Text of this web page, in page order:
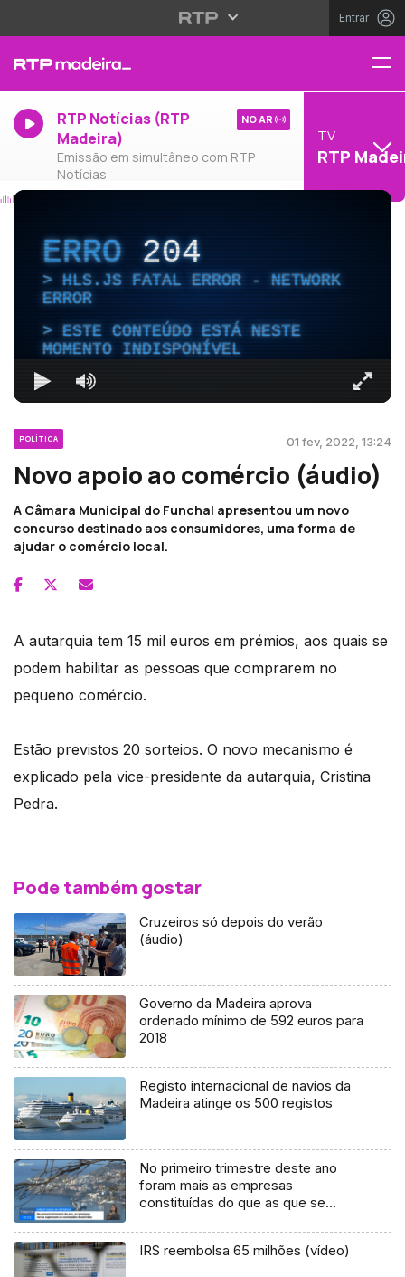
Entrar
RTP Notícias (RTP
Madeira)
Emissão em simultâneo com RTP
Notícias
NO AR
TV
RTP
ERRO204
HLS.JS FATAL ERROR - NETWORK
ERROR
ESTE CONTEÚDO ESTÁ NESTE
MOMENTO INDISPONÍVEL
POLÍTICA 01 fev, 2022, 13:24
Novo apoio ao comércio (áudio)
A Câmara Municipal do Funchal apresentou um novo
concurso destinado aos consumidores, uma forma de
ajudar o comércio local.
A autarquia tem 15 mil euros em prémios, aos quais se
podem habilitar as pessoas que comprarem no
pequeno comércio.
Estão previstos 20 sorteios. O novo mecanismo é
explicado pela vice-presidente da autarquia, Cristina
Pedra.
Pode também gostar
Cruzeiros só depois do verão
(áudio)
Governo da Madeira aprova
ordenado mínimo de 592 euros para
2018
Registo internacional de navios da
Madeira atinge os 500 registos
No primeiro trimestre deste ano
foram mais as empresas
constituídas do que as que se
IRS reembolsa 65 milhões (vídeo)